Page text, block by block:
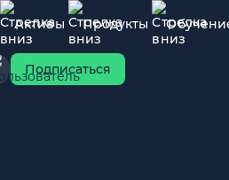
Активы Продукты
Подписаться